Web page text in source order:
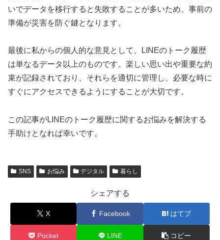
いでデータを移行すると失敗することが多いため、事前の
準備が災害を防ぐ鍵となります。
最後に私からの個人的な意見として、LINEのトーク履歴
は単なるデータ以上のものです。楽しい思い出や重要な約
束が記録されており、それらを適切に管理し、必要な時に
すぐにアクセスできるようにすることが大切です。
この記事がLINEのトーク履歴に関するお悩みを解決する
手助けとなれば幸いです。
SNS お悩み デジタル 暮らし
シェアする
X Facebook はてブ
Pocket LINE コピー